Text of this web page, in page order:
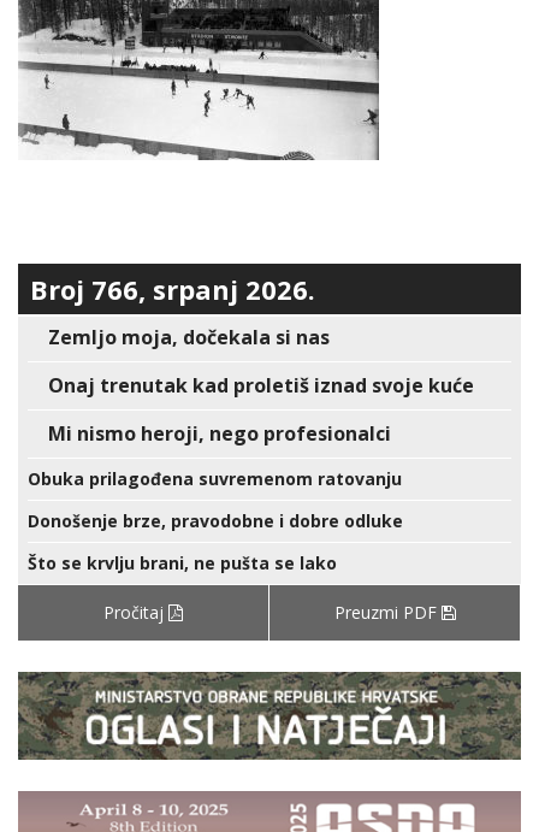
Broj 766, srpanj 2026.
Zemljo moja, dočekala si nas
Onaj trenutak kad proletiš iznad svoje kuće
Mi nismo heroji, nego profesionalci
Obuka prilagođena suvremenom ratovanju
Donošenje brze, pravodobne i dobre odluke
Što se krvlju brani, ne pušta se lako
Pročitaj Preuzmi PDF